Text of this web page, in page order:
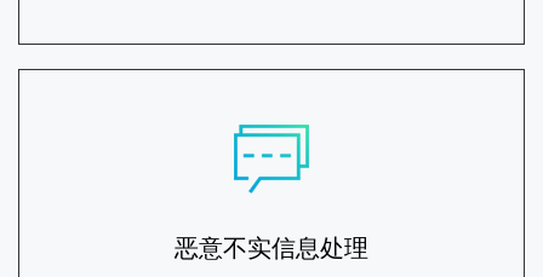
恶意不实信息处理